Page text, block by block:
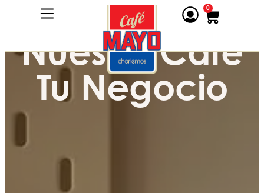
0
Nuestro Café
Tu Negocio